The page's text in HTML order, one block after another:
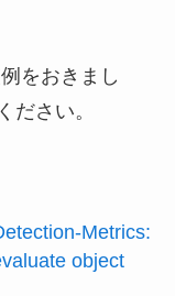
をおきまし
ださい。
Metrics:
object